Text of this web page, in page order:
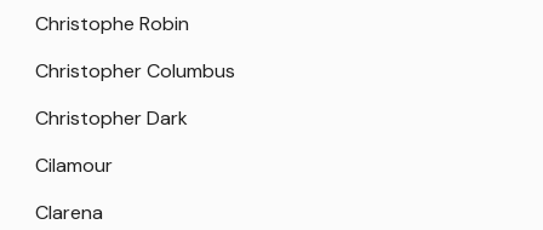
Christophe Robin
Christopher Columbus
Christopher Dark
Cilamour
Clarena